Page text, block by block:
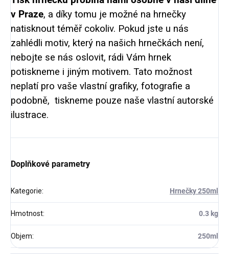
v Praze, a díky tomu je možné na hrnečky
natisknout téměř cokoliv. Pokud jste u nás
zahlédli motiv, který na našich hrnečkách není,
nebojte se nás oslovit, rádi Vám hrnek
potiskneme i jiným motivem. Tato možnost
neplatí pro vaše vlastní grafiky, fotografie a
podobně, tiskneme pouze naše vlastní autorské
ilustrace.
Doplňkové parametry
Kategorie: Hrnečky 250ml
Hmotnost: 0.3 kg
Objem: 250ml